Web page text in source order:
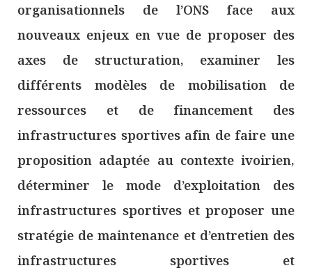
organisationnels de l’ONS face aux
nouveaux enjeux en vue de proposer des
axes de structuration, examiner les
différents modèles de mobilisation de
ressources et de financement des
infrastructures sportives afin de faire une
proposition adaptée au contexte ivoirien,
déterminer le mode d’exploitation des
infrastructures sportives et proposer une
stratégie de maintenance et d’entretien des
infrastructures sportives et